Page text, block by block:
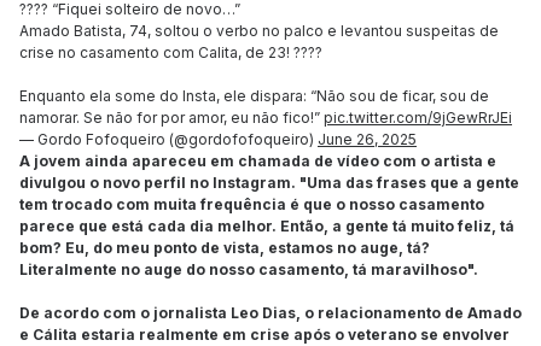
???? “Fiquei solteiro de novo…”
Amado Batista, 74, soltou o verbo no palco e levantou suspeitas de
crise no casamento com Calita, de 23! ????
Enquanto ela some do Insta, ele dispara: “Não sou de ficar, sou de
namorar. Se não for por amor, eu não fico!” pic.twitter.com/9jGewRrJEi
— Gordo Fofoqueiro (@gordofofoqueiro) June 26, 2025
A jovem ainda apareceu em chamada de vídeo com o artista e
divulgou o novo perfil no Instagram. "Uma das frases que a gente
tem trocado com muita frequência é que o nosso casamento
parece que está cada dia melhor. Então, a gente tá muito feliz, tá
bom? Eu, do meu ponto de vista, estamos no auge, tá?
Literalmente no auge do nosso casamento, tá maravilhoso".
De acordo com o jornalista Leo Dias, o relacionamento de Amado
e Cálita estaria realmente em crise após o veterano se envolver